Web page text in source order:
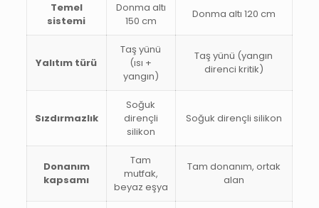
Temel
sistemi
Donma altı
150 cm
Donma altı 120 cm
Yalıtım türü
Taş yünü
(ısı +
yangın)
Taş yünü (yangın
direnci kritik)
Sızdırmazlık
Soğuk
dirençli
silikon
Soğuk dirençli silikon
Donanım
kapsamı
Tam
mutfak,
beyaz eşya
Tam donanım, ortak
alan